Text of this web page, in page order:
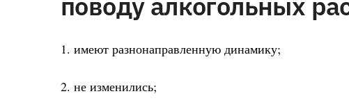
1. имеют разнонаправленную динамику;
2. не изменились;